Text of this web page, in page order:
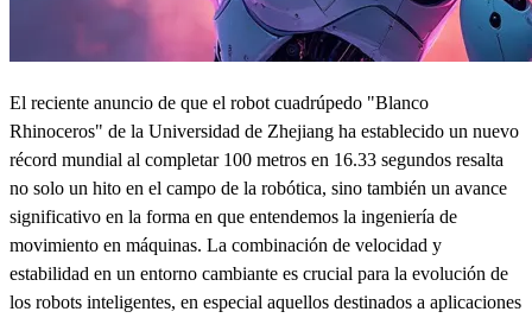
El reciente anuncio de que el robot cuadrúpedo "Blanco
Rhinoceros" de la Universidad de Zhejiang ha establecido un nuevo
récord mundial al completar 100 metros en 16.33 segundos resalta
no solo un hito en el campo de la robótica, sino también un avance
significativo en la forma en que entendemos la ingeniería de
movimiento en máquinas. La combinación de velocidad y
estabilidad en un entorno cambiante es crucial para la evolución de
los robots inteligentes, en especial aquellos destinados a aplicaciones